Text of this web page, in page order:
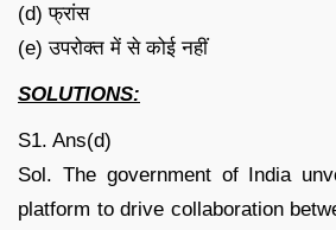
(d) फ्रांस
(e) उपरोक्त में से कोई नहीं
SOLUTIONS:
S1. Ans(d)
Sol. The government of India
platform to drive collaboration